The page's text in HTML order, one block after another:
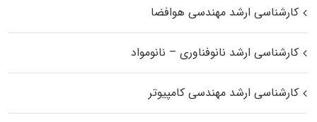
کارشناسی ارشد مهندسی هوافضا
کارشناسی ارشد نانوفناوری – نانومواد
کارشناسی ارشد مهندسی کامپیوتر